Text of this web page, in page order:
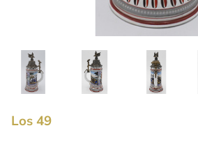
Los 49